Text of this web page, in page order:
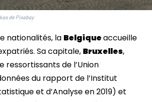
de Pixabay
nationalités, la Belgiqueaccueille
Sa capitale, Bruxelles,
ressortissants de l’Union
du rapport de l’Institut
et d’Analyse en 2019) et